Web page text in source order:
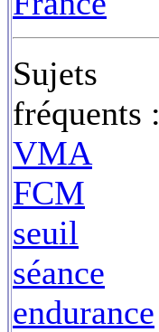
Sujets
fréquents :
VMA
FCM
seuil
séance
endurance